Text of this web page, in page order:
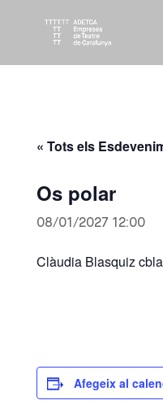
« Tots els
Os polar
08/01/2027 12:00
Clàudia Blasquiz
Afegeix al